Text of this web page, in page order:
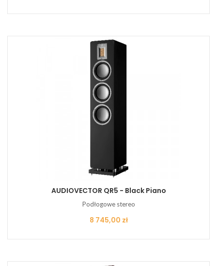
AUDIOVECTOR QR5 - Black Piano
Podłogowe stereo
Cena
8 745,00 zł